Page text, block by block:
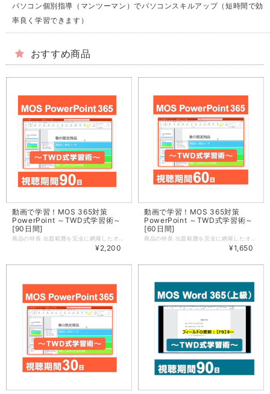
パソコン個別指導（マンツーマン）でパソコンスキルアップ（短時間で効
率良く学習できます）
おすすめ商品
動画で学習！MOS 365対策
PowerPoint ～TWD式学習術～
[90日間]
¥2,200
動画で学習！MOS 365対策
PowerPoint ～TWD式学習術～
[60日間]
¥1,650